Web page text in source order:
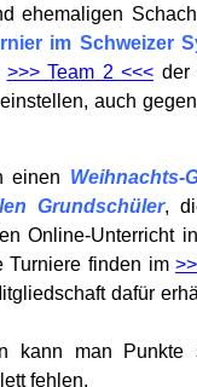
ehemaligen
im Schweizer
>>> Team 2 <<< der
auch
einen Weihnachts-
Grundschüler,
Online-Unterricht
Turniere finden im
dafür
kann man Punkte
fehlen.